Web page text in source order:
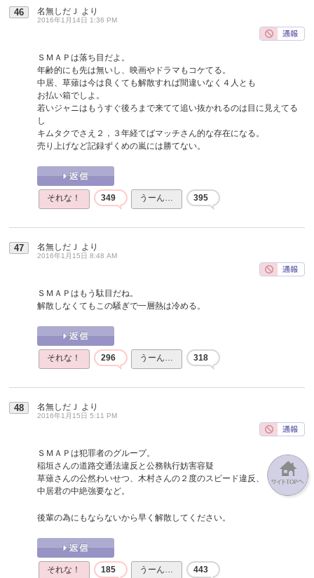
46 名無しだＪ より
2016年1月14日 1:36 PM
ＳＭＡＰは落ち目だよ。
年齢的にも先は無いし、映画やドラマもコケてる。
中居、草薙は今は良くても解散すれば間違いなく４人とも
お払い箱でしよ。
若いジャニはもうすぐ後ろまで来てて追い抜かれるのは目に見えてる
し
キムタクでさえ２，３年経てばマッチさん的な存在になる。
売り上げなど記録ずくめの嵐には勝てない。
それな！ 349 うーん… 395
47 名無しだＪ より
2016年1月15日 8:48 AM
ＳＭＡＰはもう駄目だね。
解散しなくてもこの騒ぎで一層熱は冷める。
それな！ 296 うーん… 318
48 名無しだＪ より
2016年1月15日 5:11 PM
ＳＭＡＰは犯罪者のグループ。
稲垣さんの道路交通法違反と公務執行妨害容疑
草薙さんの公然わいせつ、木村さんの２度のスピード違反、
中居君の中絶強要など。
後輩の為にもならないから早く解散してください。
それな！ 185 うーん… 443